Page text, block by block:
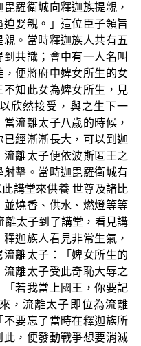
羅衛城向釋迦族提親，
娶親。」這位臣子領旨
。當時釋迦族人共有五
共識；會中有一人名叫
便將府中婢女所生的女
知此女為婢女所生，見
欣然接受，與之生下一
流離太子八歲的時候，
經漸漸長大，可以到迦
離太子便依波斯匿王之
擊。當時迦毘羅衛城有
講堂來供養 世尊及諸比
燒香、供水、燃燈等等
離太子到了講堂，看見講
迦族人看見非常生氣，
離太子：「婢女所生的
離太子受此奇恥大辱之
若我當上國王，你要記
，流離太子即位為流離
要忘了當時在釋迦族所
，便發動戰爭想要消滅